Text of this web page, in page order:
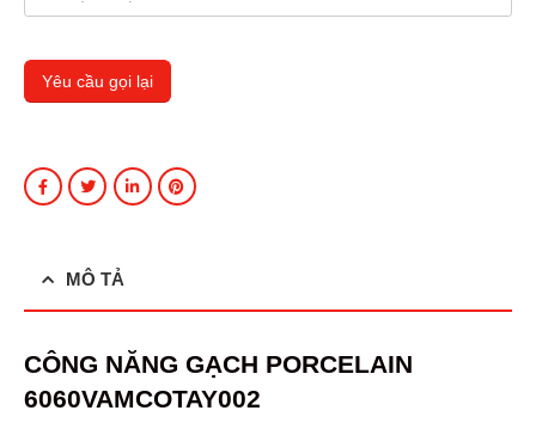
MÔ TẢ
CÔNG NĂNG GẠCH PORCELAIN
6060VAMCOTAY002